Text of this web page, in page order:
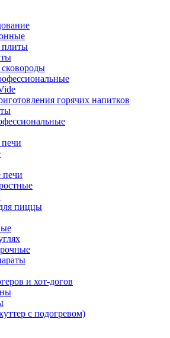
горячих напитков
пиццы
и хот-догов
с подогревом)